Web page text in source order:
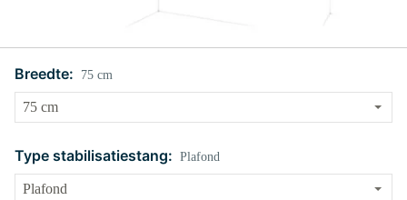
Breedte: 75 cm
Type stabilisatiestang: Plafond